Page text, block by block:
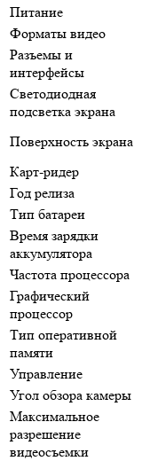
Питание
Форматы видео
Разъемы и
интерфейсы
Светодиодная
подсветка экрана
Поверхность экрана
Карт-ридер
Год релиза
Тип батареи
Время зарядки
аккумулятора
Частота процессора
Графический
процессор
Тип оперативной
памяти
Управление
Угол обзора камеры
Максимальное
разрешение
видеосъемки